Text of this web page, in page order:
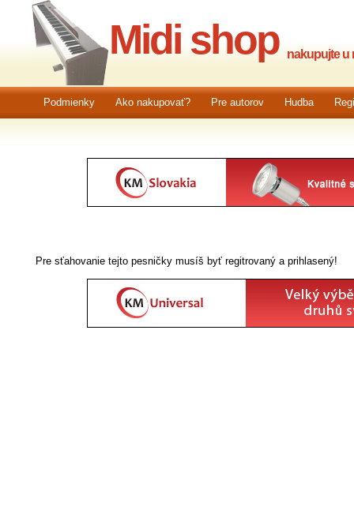
Midi shop nakupujte u
Podmienky Ako nakupovať? Pre autorov Hudba
Pre sťahovanie tejto pesničky musíš byť regitrovaný a prihlasený!